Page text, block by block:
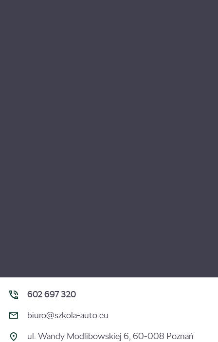
602 697 320
biuro@szkola-auto.eu
ul. Wandy Modlibowskiej 6, 60-008 Poznań